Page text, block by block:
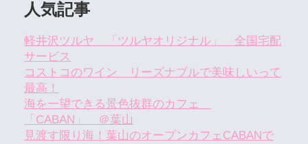
人気記事
軽井沢ツルヤ 「ツルヤオリジナル」 全国宅配
サービス
コストコのワイン リーズナブルで美味しいって
最高！
海を一望できる景色抜群のカフェ
「CABAN」 ＠葉山
見渡す限り海！葉山のオープンカフェCABANで